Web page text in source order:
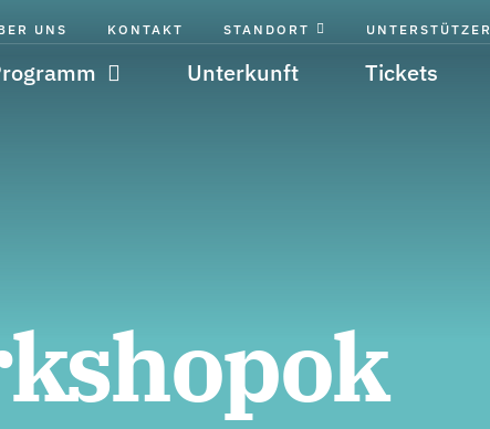
UNS KONTAKT STANDORT UNTERSTÜTZER
Unterkunft Tickets